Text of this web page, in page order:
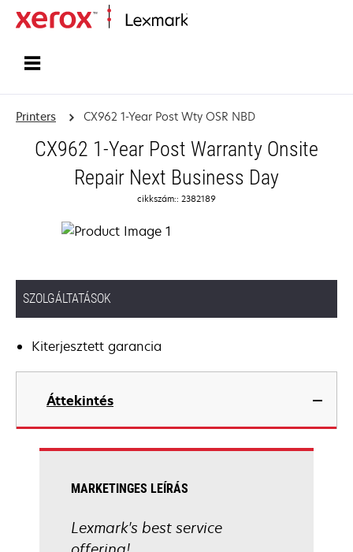
Printers CX962 1-Year Post Wty OSR NBD
CX962 1-Year Post Warranty Onsite
Repair Next Business Day
cikkszám:: 2382189
SZOLGÁLTATÁSOK
Kiterjesztett garancia
Áttekintés
MARKETINGES LEÍRÁS
Lexmark's best service